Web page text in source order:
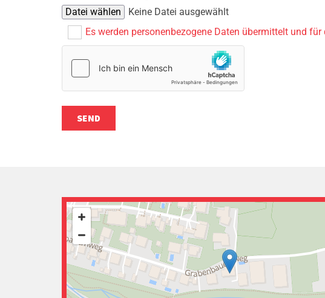
Datei wählen
Keine Datei ausgewählt
Es werden personenbezogene Daten übermittelt und